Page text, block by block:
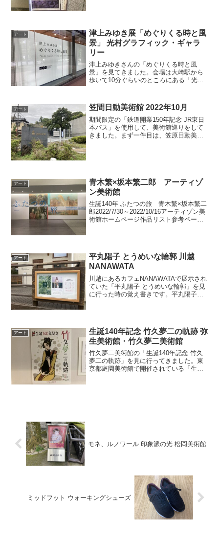
アート
津上みゆき展「めぐりくる時と風
景」 光村グラフィック・ギャラ
リー
津上みゆきさんの「めぐりくる時と風
景」を見てきました。会場は大崎駅から
歩いて10分ぐらいのところにある「光村
お世話になりましたが、ここは光村出版
のお膝元なんですかね。私...
アート 笠間日動美術館 2022年10月
期間限定の「鉄道開業150年記念 JR東日
本パス」を使用して、美術館巡りをして
きました。まず一件目は、笠原日動美術
アート
青木繁×坂本繁二郎 アーティゾ
ン美術館
生誕140年 ふたつの旅 青木繁×坂本繁二
郎2022/7/30～2022/10/16アーティゾン美
術館ホームページ作品リスト参考ページ
アート
平丸陽子 とうめいな輪郭 川越
NANAWATA
川越にあるカフェNANAWATAで展示され
ていた「平丸陽子 とうめいな輪郭」を見
に行った時の覚え書きです。平丸陽子の
アート
生誕140年記念 竹久夢二の軌跡 弥
生美術館・竹久夢二美術館
竹久夢二美術館の「生誕140年記念 竹久
夢二の軌跡」を見に行ってきました。東
京都庭園美術館で開催されている「生誕
モネ、ルノワール 印象派の光 松岡美術館
ミッドフット ウォーキングシューズ